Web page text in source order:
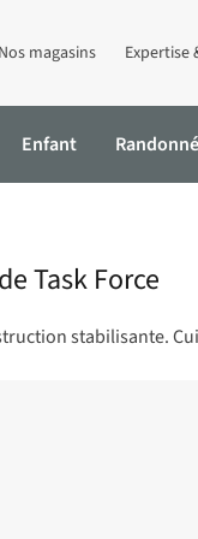
Nos magasins Expertise
Enfant
Task Force
stabilisante.